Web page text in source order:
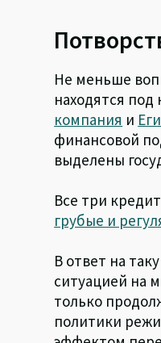
Не меньше
находятся
компания и
финансовой
выделены
Все три
грубые и
В ответ на
ситуацией на
только
политики